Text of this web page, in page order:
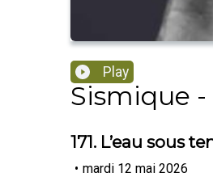
Play
Sismique -
171. L’eau sous
• mardi 12 mai 2026